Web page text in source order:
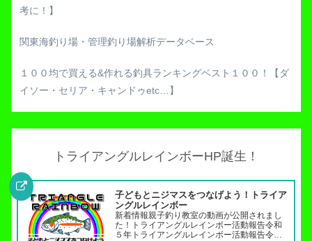
考に！】
関東海釣り場・管理釣り場解析データベース
１００均で買える&作れる釣具ランキングベスト１００！【ダ
イソー・セリア・キャンドゥetc…】
トライアングルレインボーHP誕生！
子どもとニジマスをつなげよう！トライア
ングルレインボー
新着情報親子釣り教室の動画が公開されまし
た！トライアングルレインボー活動報告令和
５年トライアングルレインボー活動報告令和